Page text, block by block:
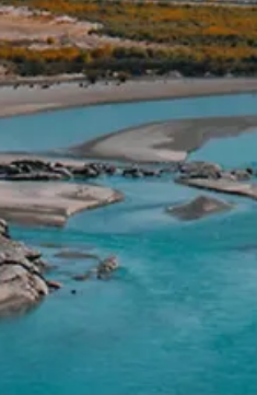
Qu'est ce qui
Assurances
Les boissons
Les
bagagistes.
Les frais de
Les boissons
Les excursions
le programme.